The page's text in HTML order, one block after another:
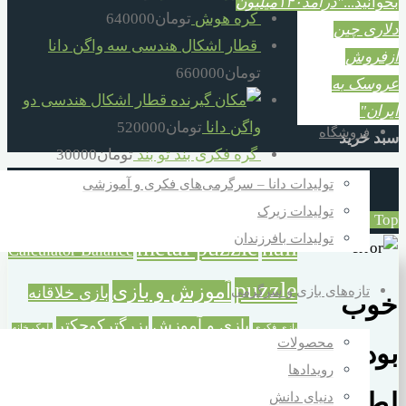
فروشگاه
تولیدات دانا – سرگرمی‌های فکری و آموزشی
تولیدات زیرک
تولیدات بافرزندان
تازه‌های بازی و سرگرمی
محصولات
رویدادها
دنیای دانش
دلاری چین
ازفروش
عروسک به
ایران"
کره هوش تومان640000
قطار اشکال هندسی سه واگن دانا
تومان660000
قطار اشکال هندسی دو
واگن دانا تومان520000
گره فکری بند تو بند تومان30000
برچسب محصولات
Calculator Balance metal puzzlenail
puzzle آموزش و بازی بازی خلاقانه
بازی فکری بازی و آموزش بزرگترکوچکتر بلوک خانه
سبد خرید
Back to Top
خوب
بود؟